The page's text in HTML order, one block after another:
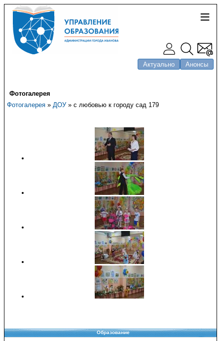
Актуально Анонсы
Фотогалерея
Фотогалерея » ДОУ» с любовью к городу сад 179
Образование
Copyright © 2008-2026 Управление образования